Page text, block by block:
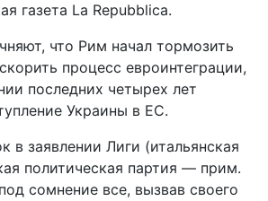
газета La Repubblica.
что Рим начал тормозить
процесс евроинтеграции,
последних четырех лет
Украины в ЕС.
в заявлении Лиги (итальянская
политическая партия — прим.
сомнение все, вызвав своего